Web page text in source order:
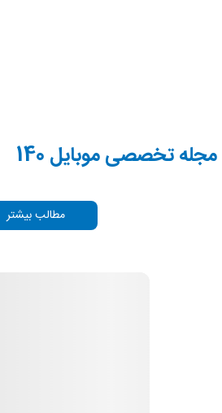
مجله تخصصی موبایل 140
مطالب بیشتر